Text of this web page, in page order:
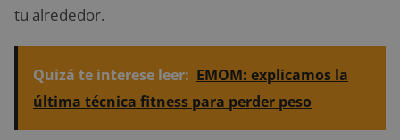
tu alrededor.
Quizá te interese leer: EMOM: explicamos la
última técnica fitness para perder peso